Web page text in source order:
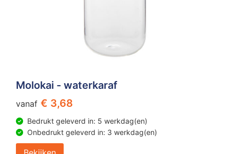
Molokai - waterkaraf
vanaf € 3,68
Bedrukt geleverd in: 5 werkdag(en)
Onbedrukt geleverd in: 3 werkdag(en)